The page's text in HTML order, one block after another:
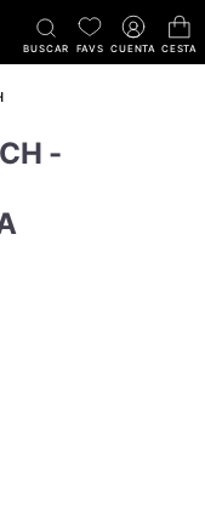
BUSCAR FAVS CUENTA CESTA
-